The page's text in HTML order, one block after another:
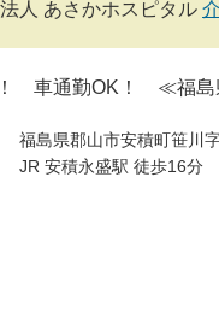
人 あさかホスピタル
車通勤OK！ ≪福島
福島県郡山市安積町笹川
JR 安積永盛駅 徒歩16分